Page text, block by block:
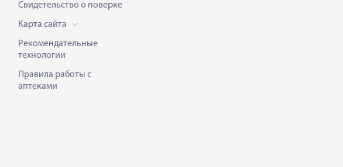
Свидетельство о поверке
Карта сайта
Рекомендательные
технологии
Правила работы с
аптеками